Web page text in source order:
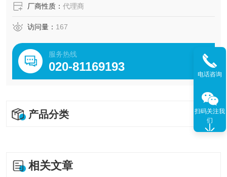
厂商性质： 代理商
访问量： 167
服务热线
020-81169193
产品分类
相关文章
电话咨询
扫码关注我
们